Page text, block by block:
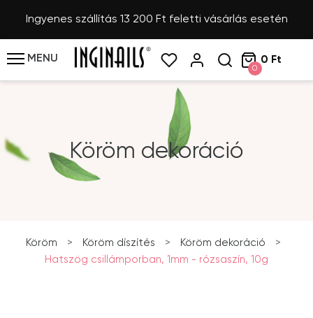
Ingyenes szállítás 13 200 Ft feletti vásárlás esetén
MENU
0
0 Ft
Köröm dekoráció
Köröm > Köröm díszítés > Köröm dekoráció
>
Hatszög csillámporban, 1mm - rózsaszín, 10g